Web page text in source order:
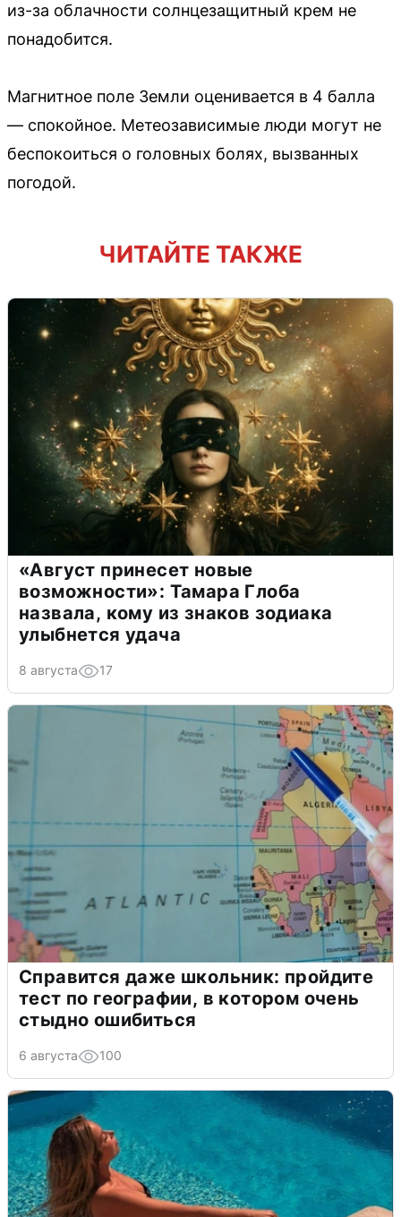
из-за облачности солнцезащитный крем не
понадобится.
Магнитное поле Земли оценивается в 4 балла
— спокойное. Метеозависимые люди могут не
беспокоиться о головных болях, вызванных
погодой.
ЧИТАЙТЕ ТАКЖЕ
«Август принесет новые
возможности»: Тамара Глоба
назвала, кому из знаков зодиака
улыбнется удача
8 августа 17
Справится даже школьник: пройдите
тест по географии, в котором очень
стыдно ошибиться
6 августа 100